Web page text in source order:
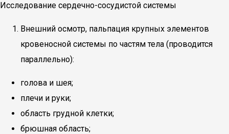
Исследование сердечно-сосудистой системы
Внешний осмотр, пальпация крупных элементов
кровеносной системы по частям тела (проводится
параллельно):
голова и шея;
плечи и руки;
область грудной клетки;
брюшная область;